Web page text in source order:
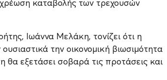
καταβολής των τρεχουσών
Ιωάννα Μελάκη, τονίζει ότι η
την οικονομική βιωσιμότητα
θα εξετάσει σοβαρά τις προτάσεις και